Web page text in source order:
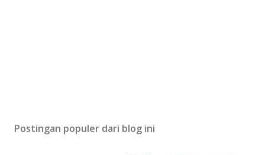
Postingan populer dari blog ini